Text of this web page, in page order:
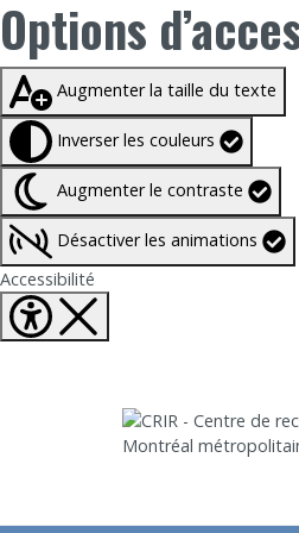
Options
Taille du texte à100%
Augmenter la taille du texte
Inverser les couleurs
Augmenter le contraste
Désactiver les animations
Accessibilité